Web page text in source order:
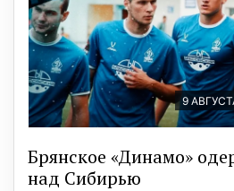
9
Брянское «Динамо»
над Сибирью